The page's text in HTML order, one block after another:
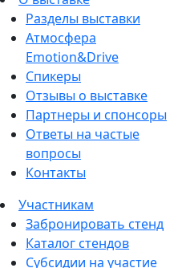
Разделы выставки
Атмосфера
Emotion&Drive
Спикеры
Отзывы о выставке
Партнеры и спонсоры
Ответы на частые
вопросы
Контакты
Участникам
Забронировать стенд
Каталог стендов
Субсидии на участие